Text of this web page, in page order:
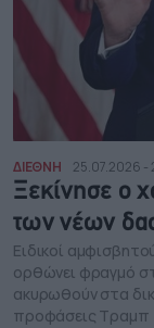
ΔΙΕΘΝΗ 25.07.2026 -
Ξεκίνησε ο
των νέων
Ειδικοί
ορθώνει φραγμό
ακυρωθούν στα
προφάσεις Τραμπ